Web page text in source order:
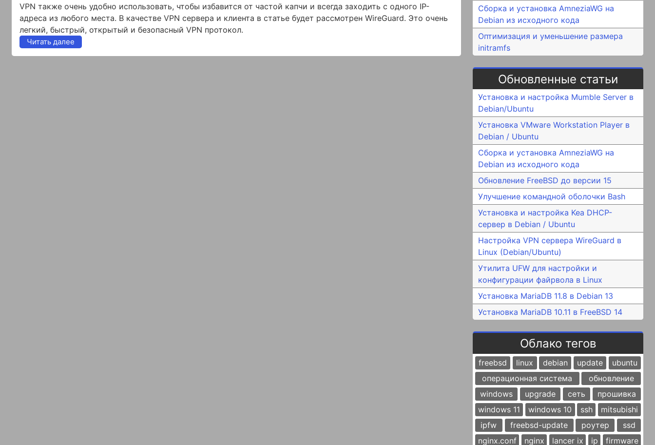
VPN также очень удобно использовать, чтобы избавится от частой капчи и всегда заходить с одного IP-
адреса из любого места. В качестве VPN сервера и клиента в статье будет рассмотрен WireGuard. Это очень
легкий, быстрый, открытый и безопасный VPN протокол.
Читать далее
Сборка и установка AmneziaWG на
Debian из исходного кода
Оптимизация и уменьшение размера
initramfs
Обновленные статьи
Установка и настройка Mumble Server в
Debian/Ubuntu
Установка VMware Workstation Player в
Debian / Ubuntu
Сборка и установка AmneziaWG на
Debian из исходного кода
Обновление FreeBSD до версии 15
Улучшение командной оболочки Bash
Установка и настройка Kea DHCP-
сервер в Debian / Ubuntu
Настройка VPN сервера WireGuard в
Linux (Debian/Ubuntu)
Утилита UFW для настройки и
конфигурации файрвола в Linux
Установка MariaDB 11.8 в Debian 13
Установка MariaDB 10.11 в FreeBSD 14
Облако тегов
freebsd linux debian update
ubuntu
операционная система
обновление
windows
upgrade сеть
прошивка
windows 11
windows 10 ssh
mitsubishi
ipfw
freebsd-update роутер
ssd
nginx.conf
nginx lancer ix ip firmware